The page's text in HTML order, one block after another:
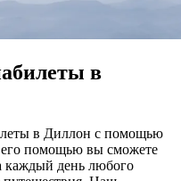
в
в Диллон с помощью
его помощью вы сможете
каждый день любого